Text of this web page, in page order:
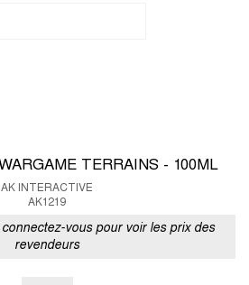
TERRAINS - 100ML
AK INTERACTIVE
AK1219
vous pour voir les prix des
revendeurs